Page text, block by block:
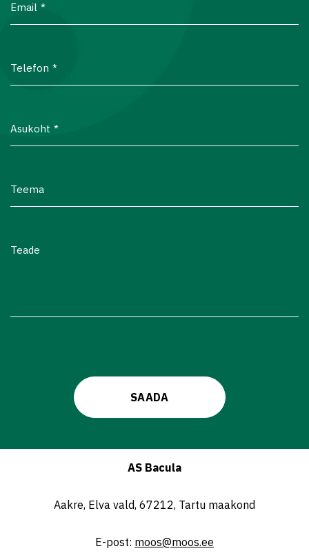
Email
Telefon
Asukoht
Teema
Teade
AS Bacula
Aakre, Elva vald, 67212, Tartu maakond
E-post: moos@moos.ee